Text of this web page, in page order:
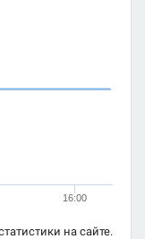
16:00
на сайте.